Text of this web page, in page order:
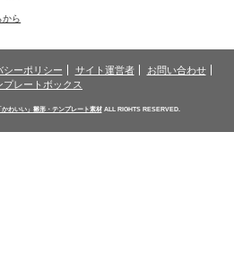
から
シーポリシー サイト運営者
お問い合わせ
プレートボックス
わいい」雛形・テンプレート素材ALL RIGHTS RESERVED.